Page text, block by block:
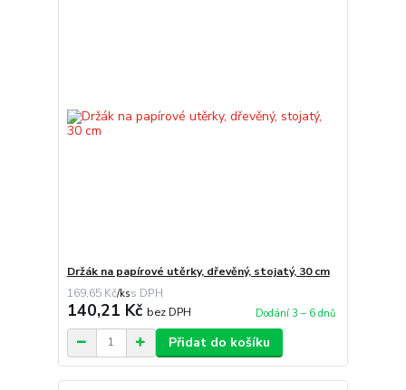
Držák na papírové utěrky, dřevěný, stojatý, 30 cm
169,65 Kč/ks
140,21 Kč bez DPH Dodání 3 – 6 dnů
Přidat do košíku